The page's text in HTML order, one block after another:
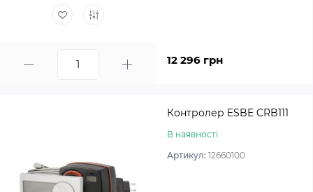
12 296 грн
Контролер ESBE CRB111
В наявності
Артикул: 12660100